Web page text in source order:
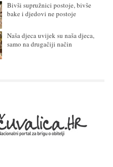
Bivši supružnici postoje, bivše
bake i djedovi ne postoje
Naša djeca uvijek su naša djeca,
samo na drugačiji način